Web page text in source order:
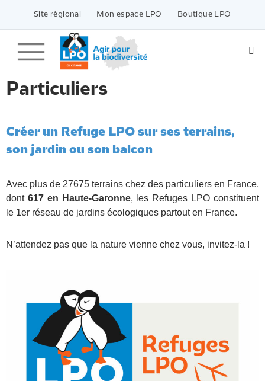
contenu
Site régional Mon espace LPO Boutique LPO
Particuliers
Créer un Refuge LPO sur ses terrains,
son jardin ou son balcon
Avec plus de 27675 terrains chez des particuliers en France,
dont 617 en Haute-Garonne, les Refuges LPO constituent
le 1er réseau de jardins écologiques partout en France.
N’attendez pas que la nature vienne chez vous, invitez-la !